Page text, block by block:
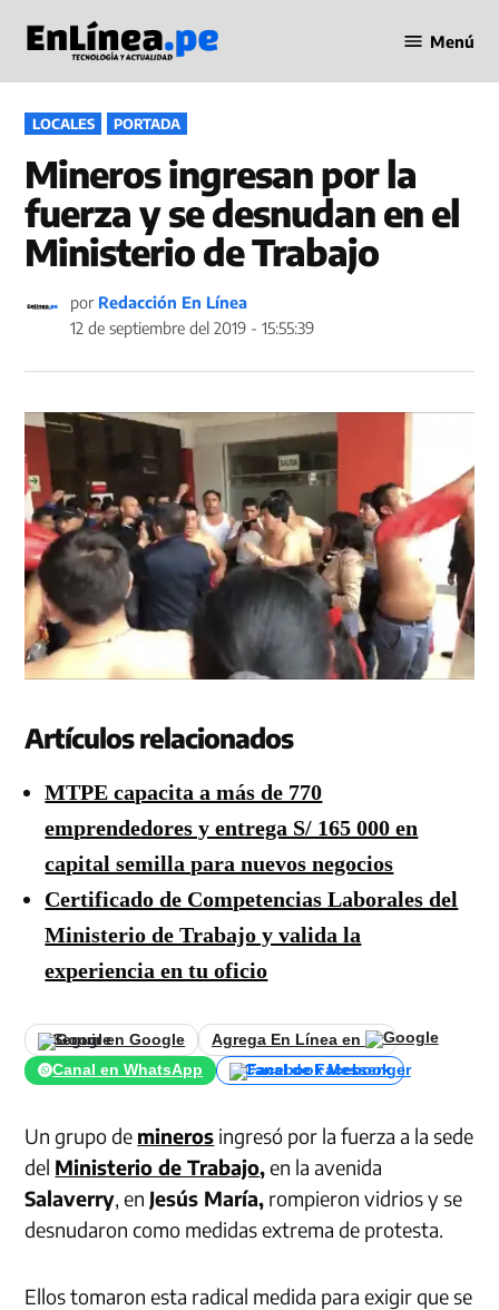
contenido
en Línea
Menú
PUBLICADO
EN
LOCALES PORTADA
Mineros ingresan por la
fuerza y se desnudan en el
Ministerio de Trabajo
por Redacción En Línea
12 de septiembre del 2019 - 15:55:39
Artículos relacionados
MTPE capacita a más de 770
emprendedores y entrega S/ 165 000 en
capital semilla para nuevos negocios
Certificado de Competencias Laborales del
Ministerio de Trabajo y valida la
experiencia en tu oficio
Seguir en Google
Agrega En Línea en
Canal en WhatsApp
Canal de Facebook
Un grupo de mineros ingresó por la fuerza a la sede
del Ministerio de Trabajo,en la avenida
Salaverry, en Jesús María, rompieron vidrios y se
desnudaron como medidas extrema de protesta.
Ellos tomaron esta radical medida para exigir que se